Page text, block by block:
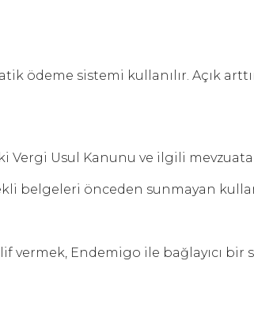
ödeme sistemi kullanılır. Açık
Vergi Usul Kanunu ve ilgili
belgeleri önceden sunmayan
vermek, Endemigo ile bağlayıcı